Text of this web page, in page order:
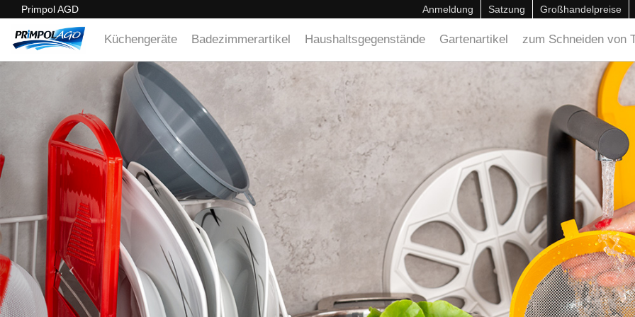
Primpol AGD Anmeldung Satzung Großhandelpreise
Küchengeräte Badezimmerartikel Haushaltsgegenstände Gartenartikel zum Schneiden von